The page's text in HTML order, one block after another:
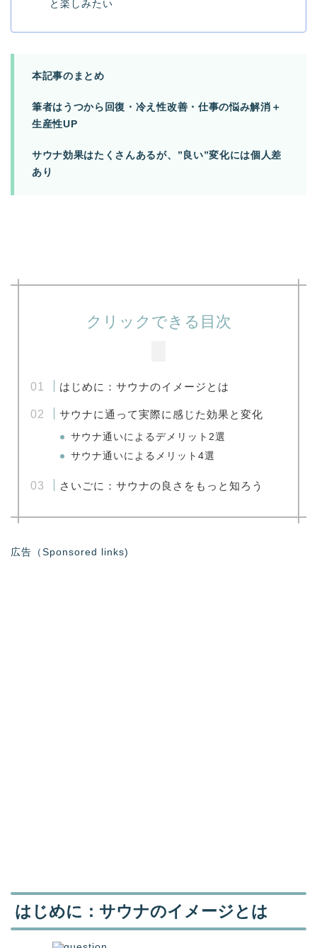
と楽しみたい
本記事のまとめ
筆者はうつから回復・冷え性改善・仕事の悩み解消＋
生産性UP
サウナ効果はたくさんあるが、”良い”変化には個人差
あり
クリックできる目次
はじめに：サウナのイメージとは
サウナに通って実際に感じた効果と変化
サウナ通いによるデメリット2選
サウナ通いによるメリット4選
さいごに：サウナの良さをもっと知ろう
広告（Sponsored links)
はじめに：サウナのイメージとは